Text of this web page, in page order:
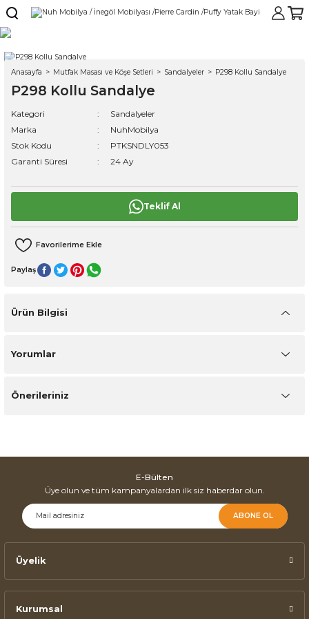
Anasayfa Mutfak Masası ve Köşe Setleri Sandalyeler P298 Kollu Sandalye
P298 Kollu Sandalye
Kategori
Sandalyeler
Marka
NuhMobilya
Stok Kodu
PTKSNDLY053
Garanti Süresi
24 Ay
Teklif Al
Paylaş
Ürün Bilgisi
Yorumlar
Önerileriniz
E-Bülten
Üye olun ve tüm kampanyalardan ilk siz haberdar olun.
ABONE OL
Üyelik
Kurumsal